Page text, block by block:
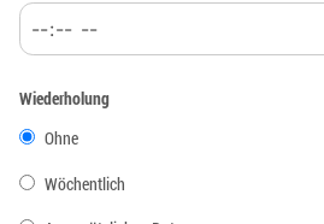
Wiederholung
Ohne
Wöchentlich